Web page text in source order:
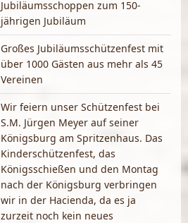
Jubiläumsschoppen zum 150-
jährigen Jubiläum
Großes Jubiläumsschützenfest mit
über 1000 Gästen aus mehr als 45
Vereinen
Wir feiern unser Schützenfest bei
S.M. Jürgen Meyer auf seiner
Königsburg am Spritzenhaus. Das
Kinderschützenfest, das
Königsschießen und den Montag
nach der Königsburg verbringen
wir in der Hacienda, da es ja
zurzeit noch kein neues